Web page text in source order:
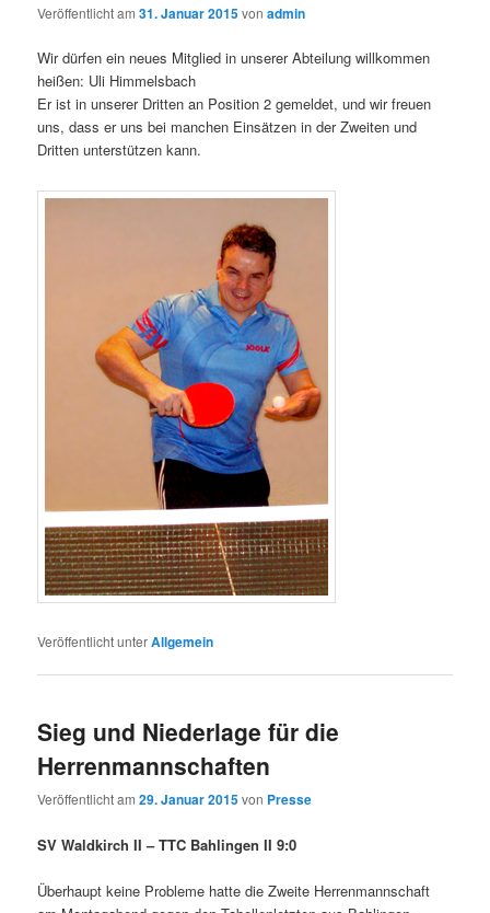
Veröffentlicht am31. Januar 2015vonadmin
Wir dürfen ein neues Mitglied in unserer Abteilung willkommen
heißen: Uli Himmelsbach
Er ist in unserer Dritten an Position 2 gemeldet, und wir freuen
uns, dass er uns bei manchen Einsätzen in der Zweiten und
Dritten unterstützen kann.
Veröffentlicht unterAllgemein
Sieg und Niederlage für die
Herrenmannschaften
Veröffentlicht am29. Januar 2015von Presse
SV Waldkirch II – TTC Bahlingen II 9:0
Überhaupt keine Probleme hatte die Zweite Herrenmannschaft